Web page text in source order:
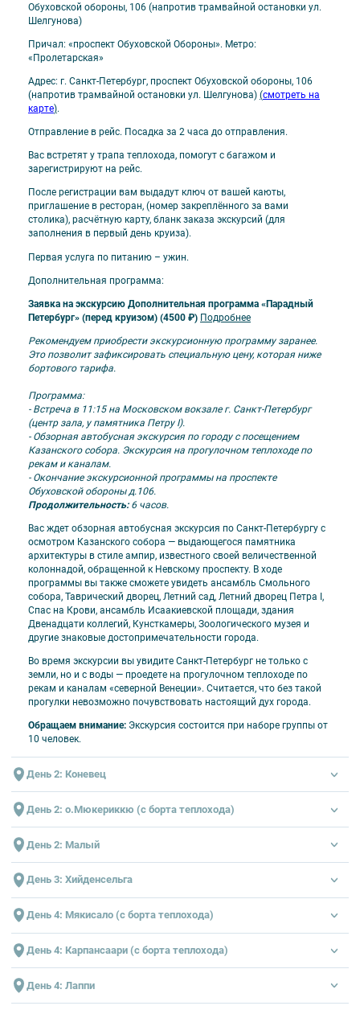
Оплачивается отдельно
проезд до места посадки на теплоход и от места высадки
напитки и закуски в барах
прочие дополнительные услуги на борту теплохода
Обуховской обороны, 106 (напротив трамвайной остановки ул.
Шелгунова)
Причал: «проспект Обуховской Обороны». Метро:
«Пролетарская»
Адрес: г. Санкт-Петербург, проспект Обуховской обороны, 106
(напротив трамвайной остановки ул. Шелгунова) (смотреть на
карте).
Отправление в рейс. Посадка за 2 часа до отправления.
Вас встретят у трапа теплохода, помогут с багажом и
зарегистрируют на рейс.
После регистрации вам выдадут ключ от вашей каюты,
приглашение в ресторан, (номер закреплённого за вами
столика), расчётную карту, бланк заказа экскурсий (для
заполнения в первый день круиза).
Первая услуга по питанию – ужин.
Дополнительная программа:
Заявка на экскурсию Дополнительная программа «Парадный
Петербург» (перед круизом) (4500 ₽) Подробнее
Рекомендуем приобрести экскурсионную программу заранее.
Это позволит зафиксировать специальную цену, которая ниже
бортового тарифа.
Программа:
- Встреча в 11:15 на Московском вокзале г. Санкт-Петербург
(центр зала, у памятника Петру I).
- Обзорная автобусная экскурсия по городу с посещением
Казанского собора. Экскурсия на прогулочном теплоходе по
рекам и каналам.
- Окончание экскурсионной программы на проспекте
Обуховской обороны д.106.
Продолжительность: 6 часов.
Вас ждет обзорная автобусная экскурсия по Санкт-Петербургу с
осмотром Казанского собора — выдающегося памятника
архитектуры в стиле ампир, известного своей величественной
колоннадой, обращенной к Невскому проспекту. В ходе
программы вы также сможете увидеть ансамбль Смольного
собора, Таврический дворец, Летний сад, Летний дворец Петра I,
Спас на Крови, ансамбль Исаакиевской площади, здания
Двенадцати коллегий, Кунсткамеры, Зоологического музея и
другие знаковые достопримечательности города.
Во время экскурсии вы увидите Санкт-Петербург не только с
земли, но и с воды — проедете на прогулочном теплоходе по
рекам и каналам «северной Венеции». Считается, что без такой
прогулки невозможно почувствовать настоящий дух города.
Обращаем внимание: Экскурсия состоится при наборе группы от
10 человек.
День 2: Коневец
Рождество-Богородичного мужского монастыря
День 2: о.Мюкериккю (с борта теплохода)
День 2: Малый
День 3: Хийденсельга
День 4: Мякисало (с борта теплохода)
День 4: Карпансаари (с борта теплохода)
День 4: Лаппи